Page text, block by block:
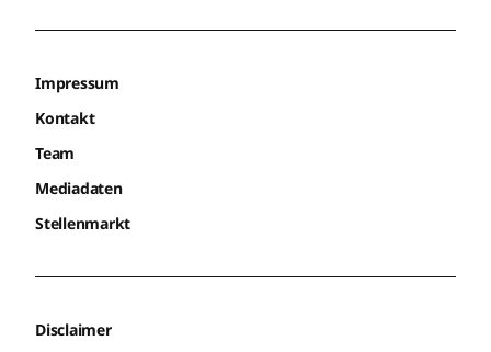
Impressum
Kontakt
Team
Mediadaten
Stellenmarkt
Disclaimer